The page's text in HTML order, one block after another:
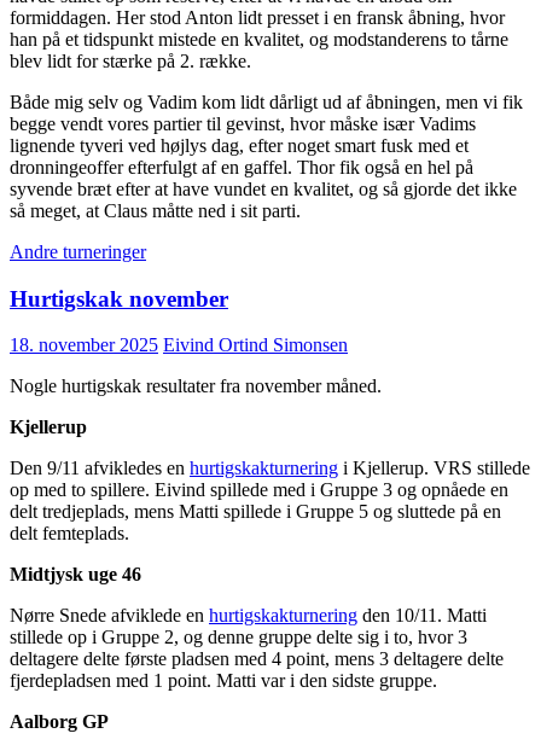
formiddagen. Her stod Anton lidt presset i en fransk åbning, hvor
han på et tidspunkt mistede en kvalitet, og modstanderens to tårne
blev lidt for stærke på 2. række.
Både mig selv og Vadim kom lidt dårligt ud af åbningen, men vi fik
begge vendt vores partier til gevinst, hvor måske især Vadims
lignende tyveri ved højlys dag, efter noget smart fusk med et
dronningeoffer efterfulgt af en gaffel. Thor fik også en hel på
syvende bræt efter at have vundet en kvalitet, og så gjorde det ikke
så meget, at Claus måtte ned i sit parti.
Andre turneringer
Hurtigskak november
18. november 2025 Eivind Ortind Simonsen
Nogle hurtigskak resultater fra november måned.
Kjellerup
Den 9/11 afvikledes en hurtigskakturnering i Kjellerup. VRS stillede
op med to spillere. Eivind spillede med i Gruppe 3 og opnåede en
delt tredjeplads, mens Matti spillede i Gruppe 5 og sluttede på en
delt femteplads.
Midtjysk uge 46
Nørre Snede afviklede en hurtigskakturnering den 10/11. Matti
stillede op i Gruppe 2, og denne gruppe delte sig i to, hvor 3
deltagere delte første pladsen med 4 point, mens 3 deltagere delte
fjerdepladsen med 1 point. Matti var i den sidste gruppe.
Aalborg GP